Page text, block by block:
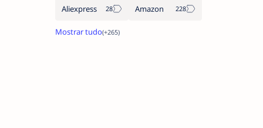
Aliexpress Amazon